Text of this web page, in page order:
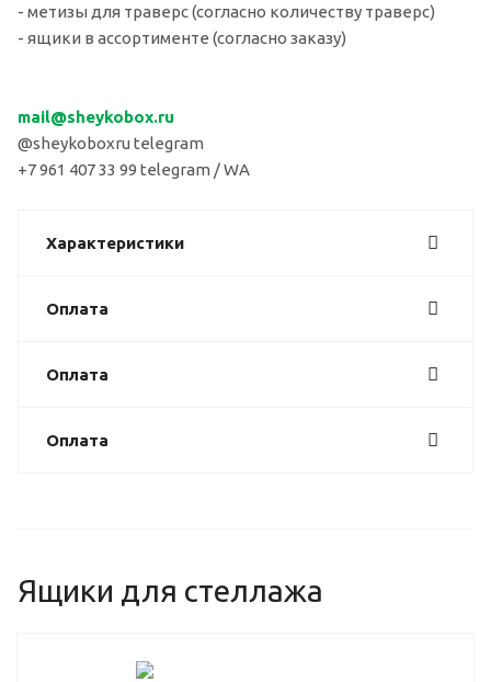
- метизы для траверс (согласно количеству траверс)
- ящики в ассортименте (согласно заказу)
mail@sheykobox.ru
@sheykoboxru telegram
+7 961 407 33 99 telegram / WA
Характеристики
Оплата
Оплата
Оплата
Ящики для стеллажа